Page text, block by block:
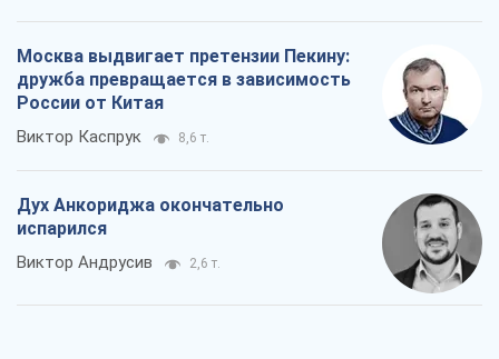
Москва выдвигает претензии Пекину:
дружба превращается в зависимость
России от Китая
Виктор Каспрук 8,6 т.
Дух Анкориджа окончательно
испарился
Виктор Андрусив 2,6 т.